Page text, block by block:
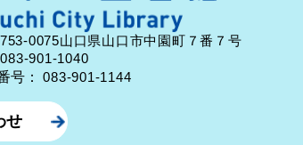
753-0075山口県山口市中園町７番７号
083-901-1040
号：083-901-1144
せ